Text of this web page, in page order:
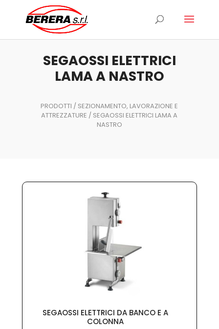
prodotti
SEGAOSSI ELETTRICI
LAMA A NASTRO
PRODOTTI / SEZIONAMENTO, LAVORAZIONE E
ATTREZZATURE / SEGAOSSI ELETTRICI LAMA A
NASTRO
SEGAOSSI ELETTRICI DA BANCO E A
COLONNA